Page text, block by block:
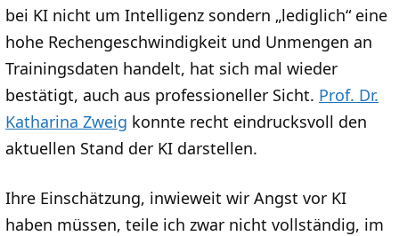
bei KI nicht um Intelligenz sondern „lediglich“ eine
hohe Rechengeschwindigkeit und Unmengen an
Trainingsdaten handelt, hat sich mal wieder
bestätigt, auch aus professioneller Sicht. Prof. Dr.
Katharina Zweig konnte recht eindrucksvoll den
aktuellen Stand der KI darstellen.
Ihre Einschätzung, inwieweit wir Angst vor KI
haben müssen, teile ich zwar nicht vollständig, im